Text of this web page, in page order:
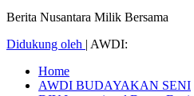
Berita Nusantara Milik Bersama
Didukung oleh | AWDI:
Home
AWDI BUDAYAKAN SENI